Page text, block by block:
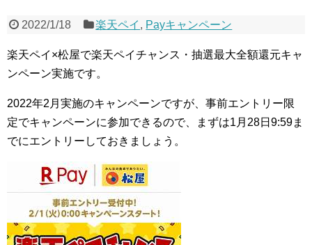
2022/1/18 楽天ペイ , Payキャンペーン
楽天ペイ×松屋で楽天ペイチャンス・抽選最大全額還元キャ
ンペーン実施です。
2022年2月実施のキャンペーンですが、事前エントリー限
定でキャンペーンに参加できるので、まずは1月28日9:59ま
でにエントリーしておきましょう。